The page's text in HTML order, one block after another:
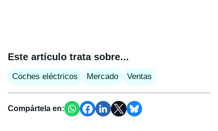
Este artículo trata sobre...
Coches eléctricos Mercado Ventas
Compártela en: